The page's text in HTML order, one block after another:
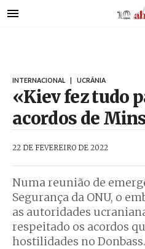
para
INTERNACIONAL UCRÂNIA
«Kiev fez tudo
acordos de
22 DE FEVEREIRO DE 2022
Numa reunião de
Segurança da ONU, o
as autoridades
respeitado os acordos
hostilidades no Donbass.